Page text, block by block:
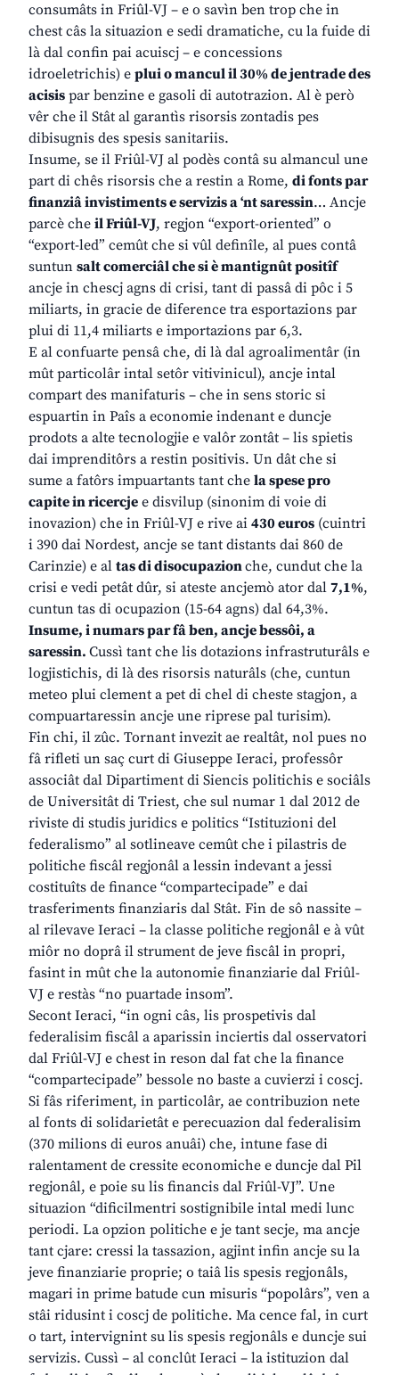
consumâts in Friûl-VJ – e o savìn ben trop che in
chest câs la situazion e sedi dramatiche, cu la fuide di
là dal confin pai acuiscj – e concessions
idroeletrichis) e plui o mancul il 30% de jentrade des
acisis par benzine e gasoli di autotrazion. Al è però
vêr che il Stât al garantìs risorsis zontadis pes
dibisugnis des spesis sanitariis.
Insume, se il Friûl-VJ al podès contâ su almancul une
part di chês risorsis che a restin a Rome, di fonts par
finanziâ invistiments e servizis a ‘nt saressin… Ancje
parcè che il Friûl-VJ, regjon “export-oriented” o
“export-led” cemût che si vûl definîle, al pues contâ
suntun salt comerciâl che si è mantignût positîf
ancje in chescj agns di crisi, tant di passâ di pôc i 5
miliarts, in gracie de diference tra esportazions par
plui di 11,4 miliarts e importazions par 6,3.
E al confuarte pensâ che, di là dal agroalimentâr (in
mût particolâr intal setôr vitivinicul), ancje intal
compart des manifaturis – che in sens storic si
espuartin in Paîs a economie indenant e duncje
prodots a alte tecnologjie e valôr zontât – lis spietis
dai imprenditôrs a restin positivis. Un dât che si
sume a fatôrs impuartants tant che la spese pro
capite in ricercje e disvilup (sinonim di voie di
inovazion) che in Friûl-VJ e rive ai 430 euros (cuintri
i 390 dai Nordest, ancje se tant distants dai 860 de
Carinzie) e al tas di disocupazionche, cundut che la
crisi e vedi petât dûr, si ateste ancjemò ator dal 7,1%,
cuntun tas di ocupazion (15-64 agns) dal 64,3%.
Insume, i numars par fâ ben, ancje bessôi, a
saressin. Cussì tant che lis dotazions infrastruturâls e
logjistichis, di là des risorsis naturâls (che, cuntun
meteo plui clement a pet di chel di cheste stagjon, a
compuartaressin ancje une riprese pal turisim).
Fin chi, il zûc. Tornant invezit ae realtât, nol pues no
fâ rifleti un saç curt di Giuseppe Ieraci, professôr
associât dal Dipartiment di Siencis politichis e sociâls
de Universitât di Triest, che sul numar 1 dal 2012 de
riviste di studis juridics e politics “Istituzioni del
federalismo” al sotlineave cemût che i pilastris de
politiche fiscâl regjonâl a lessin indevant a jessi
costituîts de finance “compartecipade” e dai
trasferiments finanziaris dal Stât. Fin de sô nassite –
al rilevave Ieraci – la classe politiche regjonâl e à vût
miôr no doprâ il strument de jeve fiscâl in propri,
fasint in mût che la autonomie finanziarie dal Friûl-
VJ e restàs “no puartade insom”.
Secont Ieraci, “in ogni câs, lis prospetivis dal
federalisim fiscâl a aparissin inciertis dal osservatori
dal Friûl-VJ e chest in reson dal fat che la finance
“compartecipade” bessole no baste a cuvierzi i coscj.
Si fâs riferiment, in particolâr, ae contribuzion nete
al fonts di solidarietât e perecuazion dal federalisim
(370 milions di euros anuâi) che, intune fase di
ralentament de cressite economiche e duncje dal Pil
regjonâl, e poie su lis financis dal Friûl-VJ”. Une
situazion “dificilmentri sostignibile intal medi lunc
periodi. La opzion politiche e je tant secje, ma ancje
tant cjare: cressi la tassazion, agjint infin ancje su la
jeve finanziarie proprie; o taiâ lis spesis regjonâls,
magari in prime batude cun misuris “popolârs”, ven a
stâi ridusint i coscj de politiche. Ma cence fal, in curt
o tart, intervignint su lis spesis regjonâls e duncje sui
servizis. Cussì – al conclût Ieraci – la istituzion dal